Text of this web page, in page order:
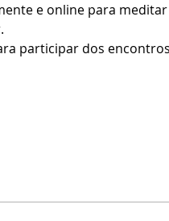
e online para
participar dos